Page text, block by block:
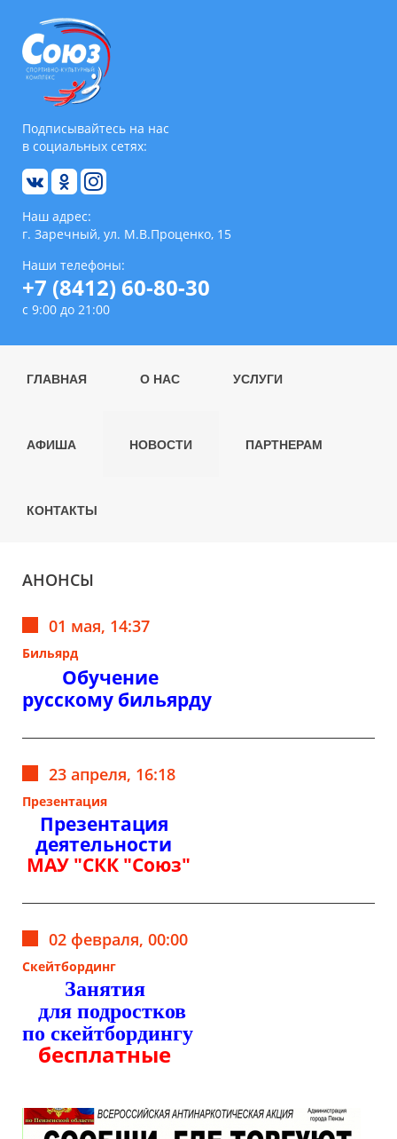
Подписывайтесь на нас
в социальных сетях:
Наш адрес:
г. Заречный, ул. М.В.Проценко, 15
Наши телефоны:
+7 (8412) 60-80-30
с 9:00 до 21:00
ГЛАВНАЯ О НАС УСЛУГИ
АФИША НОВОСТИ ПАРТНЕРАМ
КОНТАКТЫ
АНОНСЫ
01 мая, 14:37
Бильярд
Обучение
русскому бильярду
23 апреля, 16:18
Презентация
Презентация
деятельности
МАУ "СКК "Союз"
02 февраля, 00:00
Скейтбординг
Занятия
для подростков
по скейтбордингу
бесплатные